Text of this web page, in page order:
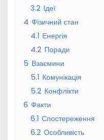
3.2 Ідеї
4 Фізичний стан
4.1 Енергія
4.2 Поради
5 Взаємини
5.1 Комунікація
5.2 Конфлікти
6 Факти
6.1 Спостереження
6.2 Особливість